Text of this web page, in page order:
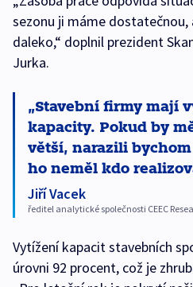
sezonu ji máme
daleko,“ doplnil prezident
Jurka.
Stavební firmy mají
kapacity. Pokud by
větší, narazili
ho neměl kdo
Jiří Vacek
ředitel analytické společnosti CEEC
Vytížení kapacit stavebních
úrovni 92 procent, což je